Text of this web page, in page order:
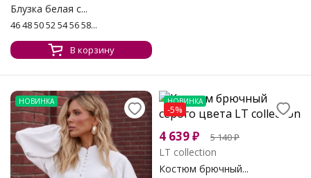
Блузка белая с...
46 48 50 52 54 56 58...
В корзину
НОВИНКА НОВИНКА
-5%
4 639₽ 5 140₽
LT collection
Костюм брючный...